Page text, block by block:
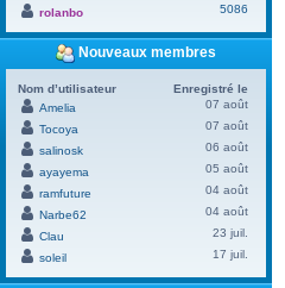
rolanbo
5086
Nouveaux membres
Nom d’utilisateur
Enregistré le
Amelia
07 août
Tocoya
07 août
salinosk
06 août
ayayema
05 août
ramfuture
04 août
Narbe62
04 août
Clau
23 juil.
soleil
17 juil.